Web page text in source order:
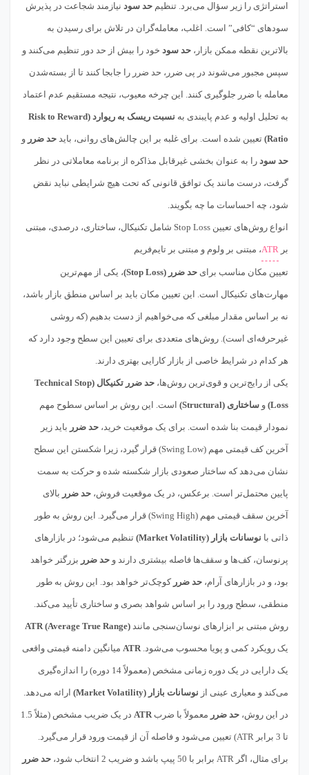
استراتژی را زیر سؤال می‌برد. تنظیم حد سود نیازمند شجاعت در پذیرش
سودهای “کافی” است. اغلب، معامله‌گران در تلاش برای رسیدن به
بالاترین نقطه ممکن بازار، حد سود خود را بیش از حد دور تنظیم می‌کنند و
سپس مجبور می‌شوند در پی ضرر، حد ضرر را جابجا کنند تا از بسته‌شدن
معامله با ضرر جلوگیری کنند. این چرخه معیوب، نتیجه مستقیم عدم اعتماد
به تحلیل اولیه و عدم پایبندی به نسبت ریسک به ریوارد (Risk to Reward
Ratio) تعیین شده است. برای غلبه بر این چالش‌های روانی، باید حد ضرر و
حد سود را به عنوان بخشی غیرقابل مذاکره از برنامه معاملاتی در نظر
گرفت، درست مانند یک توافق قانونی که تحت هیچ شرایطی نباید نقض
شود، چه احساسات ما چه بگویند.
انواع روش‌های تعیین Stop Loss شامل تکنیکال، ساختاری، درصدی، مبتنی
بر ATR، مبتنی بر ولوم و مبتنی بر تایم‌فریم
تعیین مکان مناسب برای حد ضرر (Stop Loss) ، یکی از مهم‌ترین
مهارت‌های تکنیکال است. این تعیین مکان باید بر اساس منطق بازار باشد،
نه بر اساس مقدار مبلغی که می‌خواهیم از دست بدهیم (که روشی
غیرحرفه‌ای است). روش‌های متعددی برای تعیین این سطح وجود دارد که
هر کدام در شرایط خاصی از بازار کارایی بهتری دارند.
یکی از رایج‌ترین و قوی‌ترین روش‌ها، حد ضرر تکنیکال (Technical Stop
Loss) و ساختاری (Structural) است. این روش بر اساس سطوح مهم
نمودار قیمت بنا شده است. برای یک موقعیت خرید، حد ضرر باید زیر
آخرین کف قیمتی مهم (Swing Low) قرار گیرد، زیرا شکستن این سطح
نشان می‌دهد که ساختار صعودی بازار شکسته شده و حرکت به سمت
پایین محتمل‌تر است. برعکس، در یک موقعیت فروش، حد ضرر بالای
آخرین سقف قیمتی مهم (Swing High) قرار می‌گیرد. این روش به طور
ذاتی با نوسانات بازار (Market Volatility) تنظیم می‌شود؛ در بازارهای
پرنوسان، کف‌ها و سقف‌ها فاصله بیشتری دارند و حد ضرر بزرگتر خواهد
بود، و در بازارهای آرام، حد ضرر کوچک‌تر خواهد بود. این روش به طور
منطقی، سطح ورود را بر اساس شواهد بصری و ساختاری تأیید می‌کند.
روش مبتنی بر ابزارهای نوسان‌سنجی مانند ATR (Average True Range)
یک رویکرد کمی و پویا محسوب می‌شود.ATR میانگین دامنه قیمتی واقعی
یک دارایی در یک دوره زمانی مشخص (معمولاً 14 دوره) را اندازه‌گیری
می‌کند و معیاری عینی از نوسانات بازار (Market Volatility) ارائه می‌دهد.
در این روش، حد ضرر معمولاً با ضربATR در یک ضریب مشخص (مثلاً 1.5
تا 3 برابر ATR) تعیین می‌شود و فاصله آن از قیمت ورود قرار می‌گیرد.
برای مثال، اگر ATR برابر با 50 پیپ باشد و ضریب 2 انتخاب شود، حد ضرر